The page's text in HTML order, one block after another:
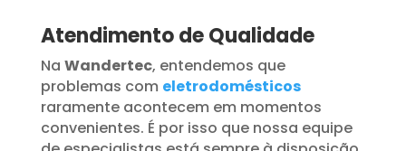
Atendimento de Qualidade
Na Wandertec, entendemos que
problemas com eletrodomésticos
raramente acontecem em momentos
convenientes. É por isso que nossa equipe